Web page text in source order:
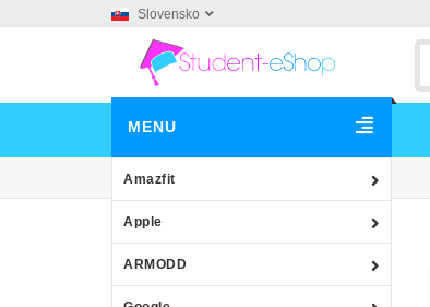
Slovensko
MENU
Amazfit
Apple
ARMODD